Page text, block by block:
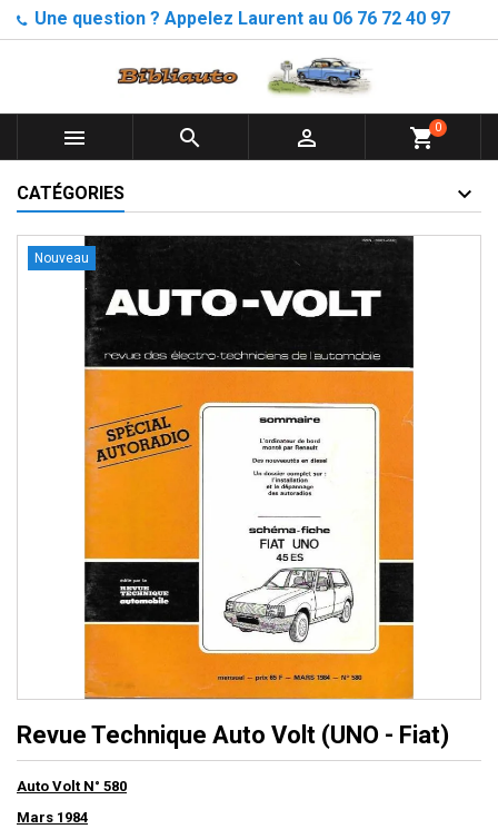
Une question ? Appelez Laurent au 06 76 72 40 97
   shopping_cart0
CATÉGORIES
Nouveau
Revue Technique Auto Volt (UNO - Fiat)
Auto Volt N° 580
Mars 1984